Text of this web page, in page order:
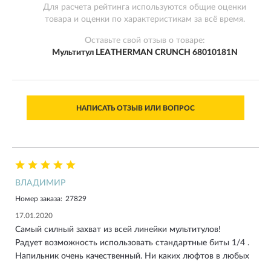
Для расчета рейтинга используются общие оценки
товара и оценки по характеристикам за всё время.
Оставьте свой отзыв о товаре:
Мультитул LEATHERMAN CRUNCH 68010181N
НАПИСАТЬ ОТЗЫВ ИЛИ ВОПРОС
ВЛАДИМИР
Номер заказа: 27829
17.01.2020
Самый силный захват из всей линейки мультитулов!
Радует возможность использовать стандартные биты 1/4 .
Напильник очень качественный. Ни каких люфтов в любых